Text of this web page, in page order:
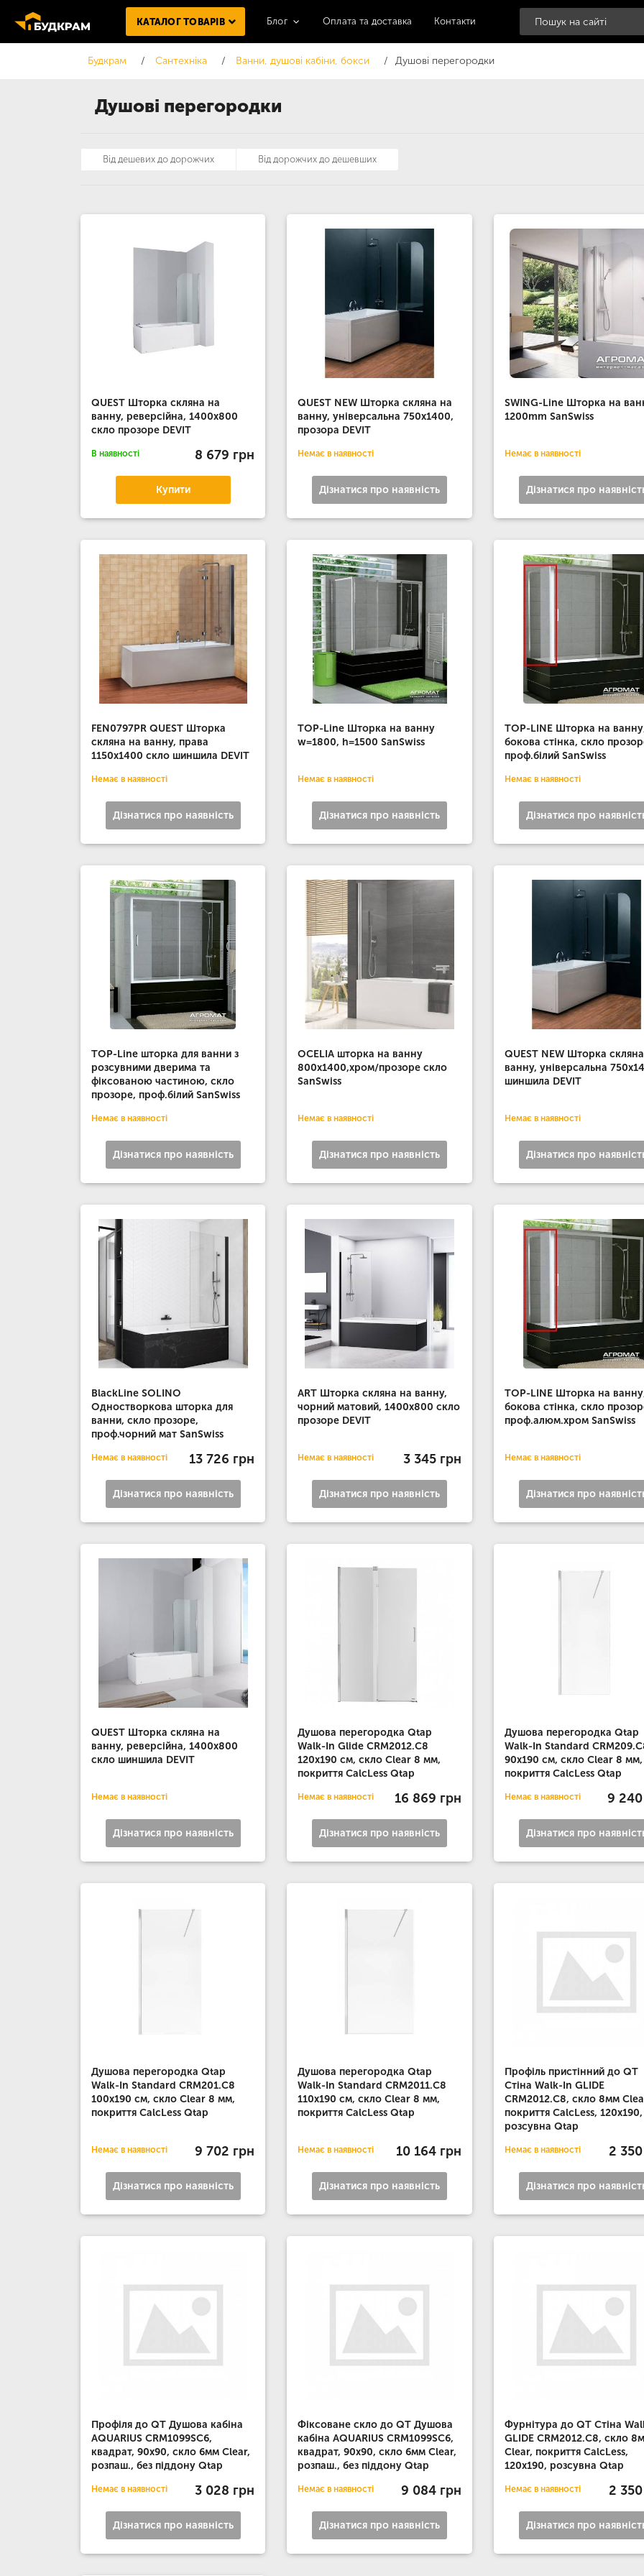
Душові перегородки
КАТАЛОГ ТОВАРІВ Блог Оплата та доставка Контакти
Будкрам Сантехніка Ванни, душові кабіни, бокси Душові перегородки
QUEST Шторка скляна на
ванну, реверсійна, 1400х800
скло прозоре DEVIT
В наявності 8 679 грн
Купити
QUEST NEW Шторка скляна на
ванну, універсальна 750х1400,
прозора DEVIT
Немає в наявності
Дізнатися про наявність
SWING-Line Шторка на
1200mm SanSwiss
Немає в наявності
Дізнатися про
FEN0797PR QUEST Шторка
скляна на ванну, права
1150х1400 скло шиншила DEVIT
Немає в наявності
Дізнатися про наявність
TOP-Line Шторка на ванну
w=1800, h=1500 SanSwiss
Немає в наявності
Дізнатися про наявність
TOP-LINE Шторка на
бокова стінка, скло
проф.білий SanSwiss
Немає в наявності
Дізнатися про
TOP-Line шторка для ванни з
розсувними дверима та
фіксованою частиною, скло
прозоре, проф.білий SanSwiss
Немає в наявності
Дізнатися про наявність
OCELIA шторка на ванну
800x1400,хром/прозоре скло
SanSwiss
Немає в наявності
Дізнатися про наявність
QUEST NEW Шторка
ванну, універсальна
шиншила DEVIT
Немає в наявності
Дізнатися про
BlackLine SOLINO
Одностворкова шторка для
ванни, скло прозоре,
проф.чорний мат SanSwiss
Немає в наявності 13 726 грн
Дізнатися про наявність
ART Шторка скляна на ванну,
чорний матовий, 1400х800 скло
прозоре DEVIT
Немає в наявності 3 345 грн
Дізнатися про наявність
TOP-LINE Шторка на
бокова стінка, скло
проф.алюм.хром SanSwiss
Немає в наявності
Дізнатися про
QUEST Шторка скляна на
ванну, реверсійна, 1400х800
скло шиншила DEVIT
Немає в наявності
Дізнатися про наявність
Душова перегородка Qtap
Walk-In Glide CRM2012.C8
120х190 см, скло Clear 8 мм,
покриття CalcLess Qtap
Немає в наявності 16 869 грн
Дізнатися про наявність
Душова перегородка Qtap
Walk-In Standard
90х190 см, скло Clear 8 мм,
покриття CalcLess Qtap
Немає в наявності 9
Дізнатися про
Душова перегородка Qtap
Walk-In Standard CRM201.C8
100х190 см, скло Clear 8 мм,
покриття CalcLess Qtap
Немає в наявності 9 702 грн
Дізнатися про наявність
Душова перегородка Qtap
Walk-In Standard CRM2011.C8
110х190 см, скло Clear 8 мм,
покриття CalcLess Qtap
Немає в наявності 10 164 грн
Дізнатися про наявність
Профіль пристінний до QT
Стіна Walk-In GLIDE
CRM2012.C8, скло 8мм
покриття CalcLess, 120x190,
розсувна Qtap
Немає в наявності 2
Дізнатися про
Профіля до QT Душова кабіна
AQUARIUS CRM1099SC6,
квадрат, 90x90, скло 6мм Clear,
розпаш., без піддону Qtap
Немає в наявності 3 028 грн
Дізнатися про наявність
Фіксоване скло до QT Душова
кабіна AQUARIUS CRM1099SC6,
квадрат, 90x90, скло 6мм Clear,
розпаш., без піддону Qtap
Немає в наявності 9 084 грн
Дізнатися про наявність
Фурнітура до QT Стіна
GLIDE CRM2012.C8, скло
Clear, покриття CalcLess,
120x190, розсувна Qtap
Немає в наявності 2
Дізнатися про
Від дешевих до дорожчих Від дорожчих до дешевших